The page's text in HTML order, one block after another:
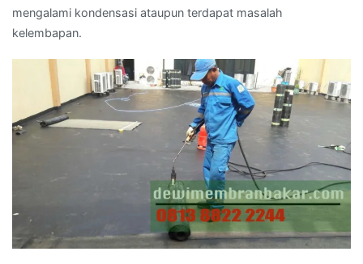
mengalami kondensasi ataupun terdapat masalah
kelembapan.